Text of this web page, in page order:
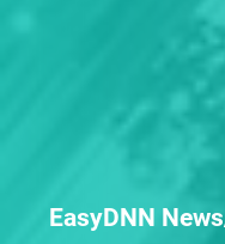
EasyDNN